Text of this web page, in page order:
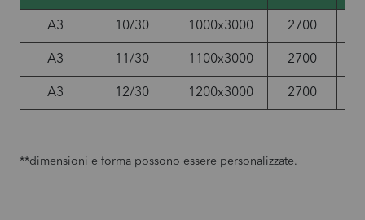
A3 10/30 1000x3000 2700
A3 11/30 1100x3000 2700
A3 12/30 1200x3000 2700
**dimensioni e forma possono essere personalizzate.